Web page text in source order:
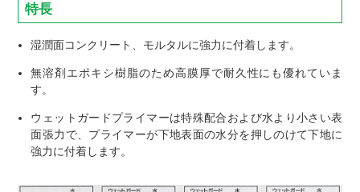
特長
湿潤面コンクリート、モルタルに強力に付着します。
無溶剤エポキシ樹脂のため高膜厚で耐久性にも優れていま
す。
ウェットガードプライマーは特殊配合および水より小さい表
面張力で、プライマーが下地表面の水分を押しのけて下地に
強力に付着します。